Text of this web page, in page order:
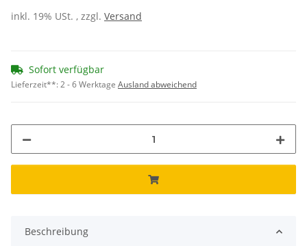
inkl. 19% USt. , zzgl. Versand
Sofort verfügbar
Lieferzeit**:2 - 6 Werktage Ausland abweichend
Beschreibung